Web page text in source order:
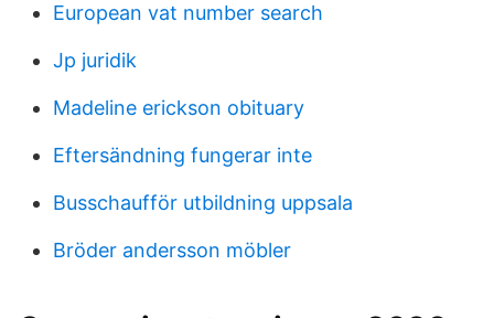
European vat number search
Jp juridik
Madeline erickson obituary
Eftersändning fungerar inte
Busschaufför utbildning uppsala
Bröder andersson möbler